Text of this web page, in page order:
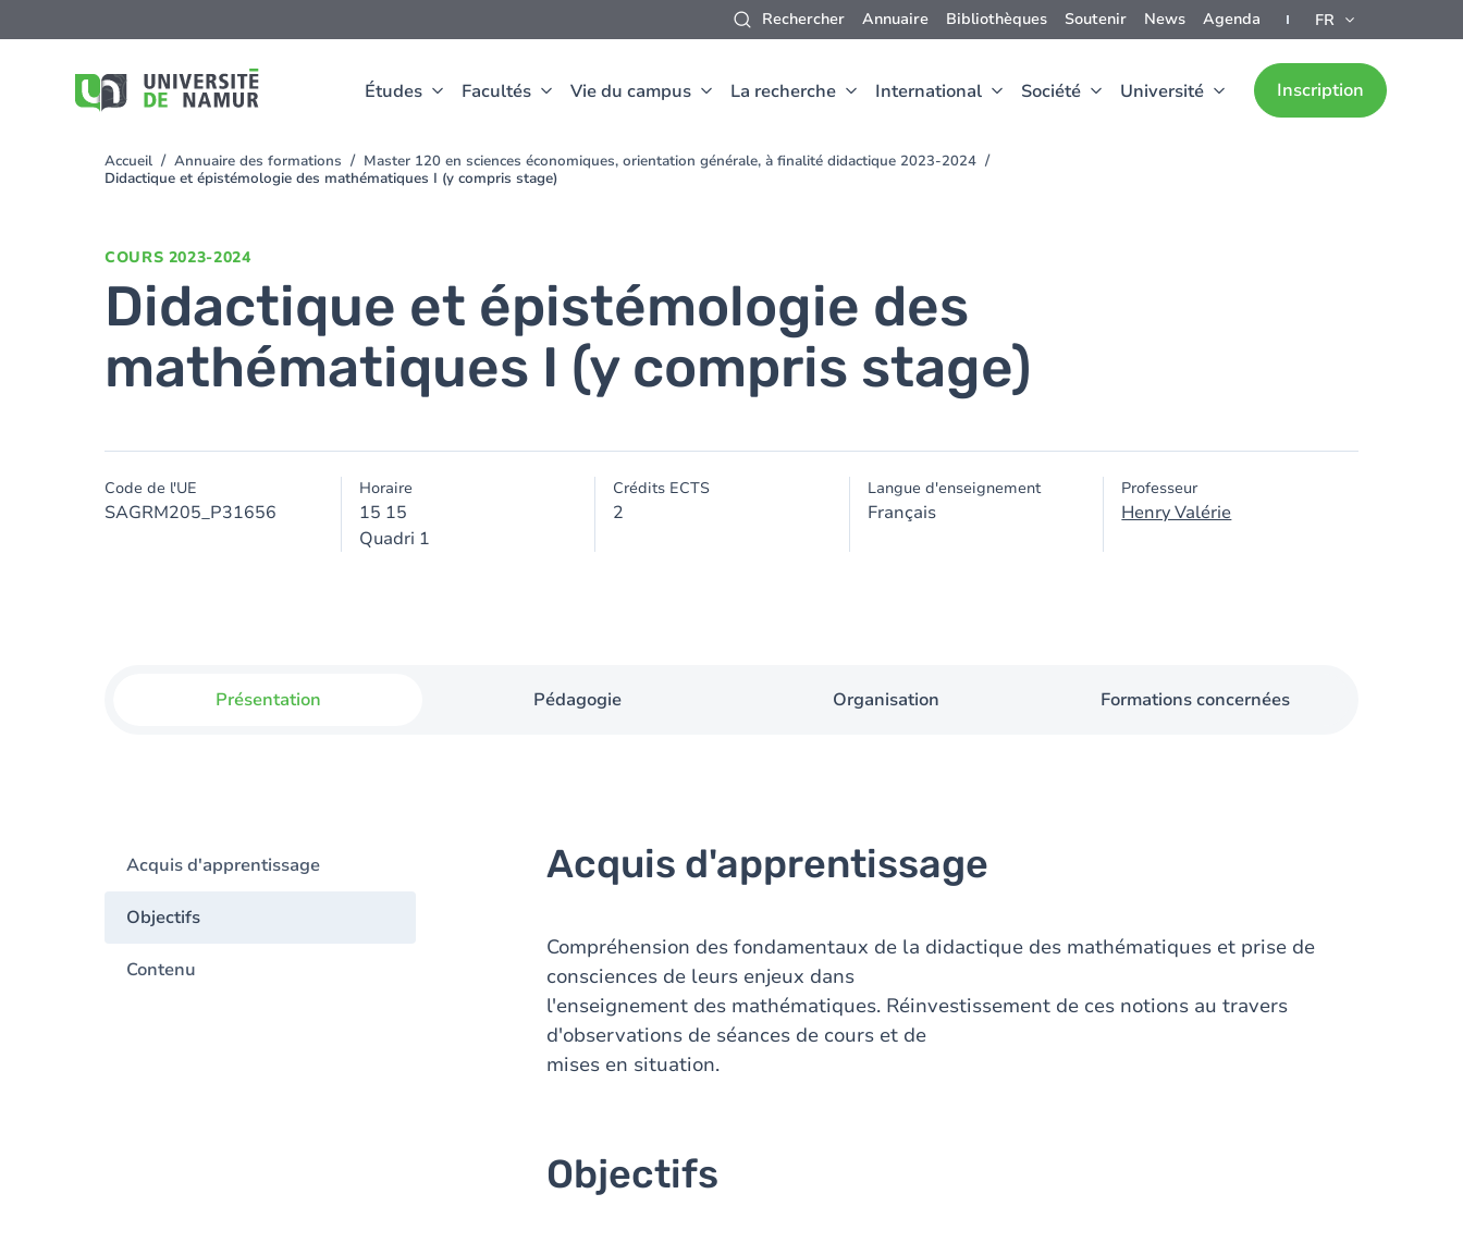
Rechercher Annuaire Bibliothèques Soutenir News Agenda FR
Études Facultés Vie du campus La recherche International Société Université Inscription
au
You
Accueil Annuaire des formations
Master 120 en sciences économiques, orientation générale, à finalité didactique 2023-2024
Didactique et épistémologie des mathématiques I (y compris stage)
COURS 2023-2024
Didactique et épistémologie des
mathématiques I (y compris stage)
Code de l'UE
SAGRM205_P31656
Horaire
15 15
Quadri 1
Crédits ECTS
2
Langue d'enseignement
Français
Professeur
Henry Valérie
Présentation Pédagogie Organisation Formations concernées
Acquis d'apprentissage
Objectifs
Contenu
Acquis d'apprentissage
Compréhension des fondamentaux de la didactique des mathématiques et prise de
consciences de leurs enjeux dans
l'enseignement des mathématiques. Réinvestissement de ces notions au travers
d'observations de séances de cours et de
mises en situation.
Objectifs